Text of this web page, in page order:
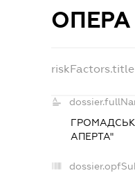
ОПЕРА
riskFactors.title
АПЕРТА"